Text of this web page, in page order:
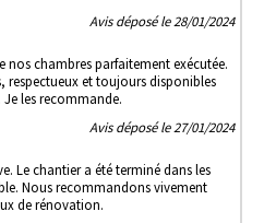
Avis déposé le 28/01/2024
chambres parfaitement exécutée.
respectueux et toujours disponibles
les recommande.
Avis déposé le 27/01/2024
Le chantier a été terminé dans les
Nous recommandons vivement
de rénovation.